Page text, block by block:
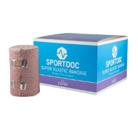
SUBLIMATION
Snabborder
Varumärken